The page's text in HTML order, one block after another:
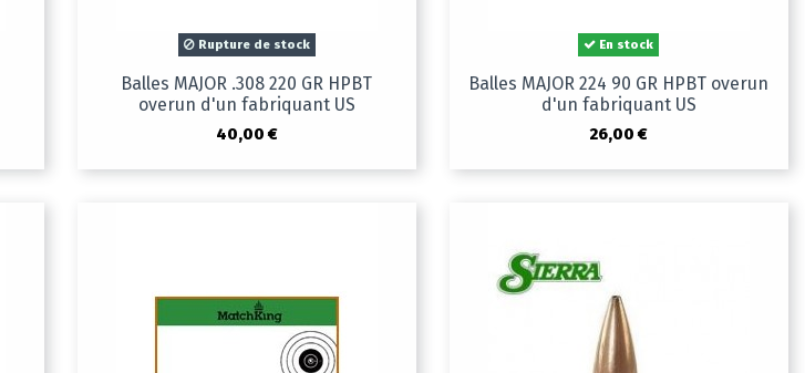
Rupture de stock
Balles MAJOR .308 220 GR HPBT
overun d'un fabriquant US
40,00 €
En stock
Balles MAJOR 224 90 GR HPBT overun
d'un fabriquant US
26,00 €